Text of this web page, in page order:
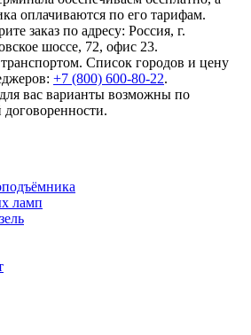
оплачиваются по его тарифам.
заказ по адресу: Россия, г.
шоссе, 72, офис 23.
Список городов и цену
+7 (800) 600-80-22.
вас варианты возможны по
договоренности.
ламп